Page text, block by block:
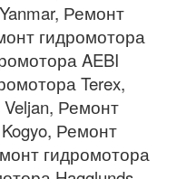
Ремонт
гидромотора
AEBI
Terex,
Ремонт
Ремонт
гидромотора